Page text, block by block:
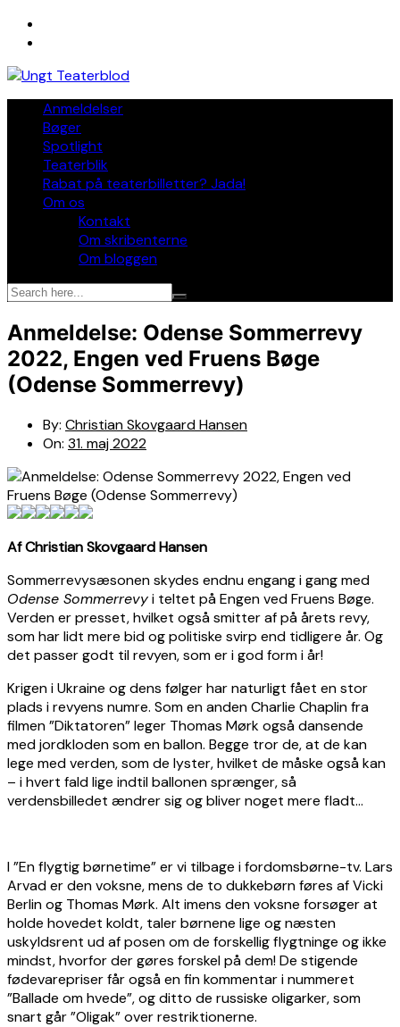
Skip
Anmeldelser
Bøger
Spotlight
Teaterblik
Rabat på teaterbilletter? Jada!
Om os
Kontakt
Om skribenterne
Om bloggen
Anmeldelse: Odense Sommerrevy
2022, Engen ved Fruens Bøge
(Odense Sommerrevy)
By: Christian Skovgaard Hansen
On: 31. maj 2022
Af Christian Skovgaard Hansen
Sommerrevysæsonen skydes endnu engang i gang med
Odense Sommerrevyi teltet på Engen ved Fruens Bøge.
Verden er presset, hvilket også smitter af på årets revy,
som har lidt mere bid og politiske svirp end tidligere år. Og
det passer godt til revyen, som er i god form i år!
Krigen i Ukraine og dens følger har naturligt fået en stor
plads i revyens numre. Som en anden Charlie Chaplin fra
filmen ”Diktatoren” leger Thomas Mørk også dansende
med jordkloden som en ballon. Begge tror de, at de kan
lege med verden, som de lyster, hvilket de måske også kan
– i hvert fald lige indtil ballonen sprænger, så
verdensbilledet ændrer sig og bliver noget mere fladt…
I ”En flygtig børnetime” er vi tilbage i fordomsbørne-tv. Lars
Arvad er den voksne, mens de to dukkebørn føres af Vicki
Berlin og Thomas Mørk. Alt imens den voksne forsøger at
holde hovedet koldt, taler børnene lige og næsten
uskyldsrent ud af posen om de forskellig flygtninge og ikke
mindst, hvorfor der gøres forskel på dem! De stigende
fødevarepriser får også en fin kommentar i nummeret
”Ballade om hvede”, og ditto de russiske oligarker, som
snart går ”Oligak” over restriktionerne.